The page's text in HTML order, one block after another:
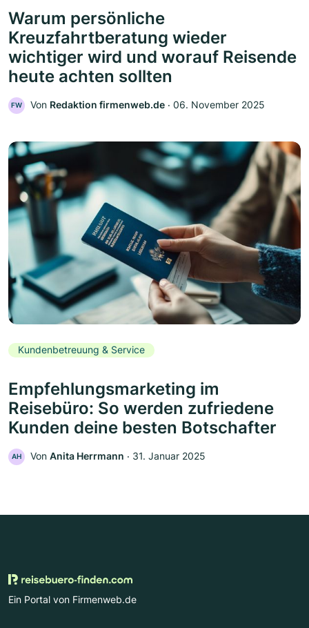
Warum persönliche
Kreuzfahrtberatung wieder
wichtiger wird und worauf Reisende
heute achten sollten
FW Von Redaktion firmenweb.de ‧ 06. November 2025
Kundenbetreuung & Service
Empfehlungsmarketing im
Reisebüro: So werden zufriedene
Kunden deine besten Botschafter
AH Von Anita Herrmann ‧ 31. Januar 2025
Ein Portal von Firmenweb.de